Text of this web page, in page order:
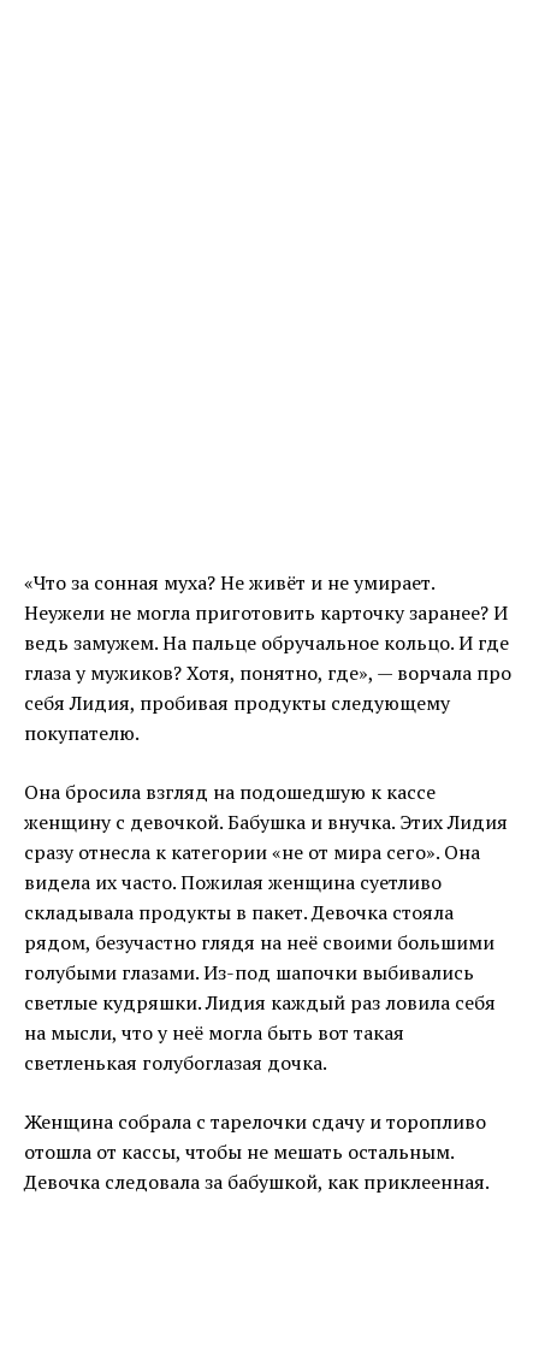
«Что за сонная муха? Не живёт и не умирает.
Неужели не могла приготовить карточку заранее? И
ведь замужем. На пальце обручальное кольцо. И где
глаза у мужиков? Хотя, понятно, где», — ворчала про
себя Лидия, пробивая продукты следующему
покупателю.
Она бросила взгляд на подошедшую к кассе
женщину с девочкой. Бабушка и внучка. Этих Лидия
сразу отнесла к категории «не от мира сего». Она
видела их часто. Пожилая женщина суетливо
складывала продукты в пакет. Девочка стояла
рядом, безучастно глядя на неё своими большими
голубыми глазами. Из-под шапочки выбивались
светлые кудряшки. Лидия каждый раз ловила себя
на мысли, что у неё могла быть вот такая
светленькая голубоглазая дочка.
Женщина собрала с тарелочки сдачу и торопливо
отошла от кассы, чтобы не мешать остальным.
Девочка следовала за бабушкой, как приклеенная.